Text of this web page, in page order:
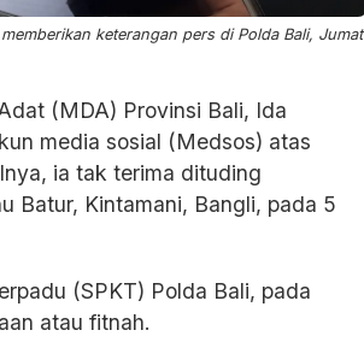
keterangan pers di Polda Bali, Jumat
(MDA) Provinsi Bali, Ida
media sosial (Medsos) atas
ia tak terima dituding
Batur, Kintamani, Bangli, pada 5
(SPKT) Polda Bali, pada
atau fitnah.